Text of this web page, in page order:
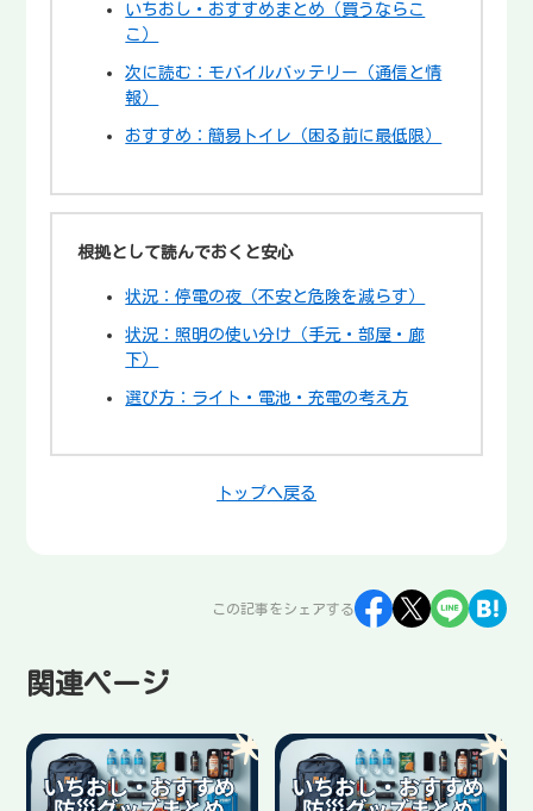
いちおし・おすすめまとめ（買うならこ
こ）
次に読む：モバイルバッテリー（通信と情
報）
おすすめ：簡易トイレ（困る前に最低限）
根拠として読んでおくと安心
状況：停電の夜（不安と危険を減らす）
状況：照明の使い分け（手元・部屋・廊
下）
選び方：ライト・電池・充電の考え方
トップへ戻る
この記事をシェアする
関連ページ